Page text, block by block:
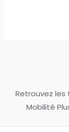
Retrouvez
Mobilité